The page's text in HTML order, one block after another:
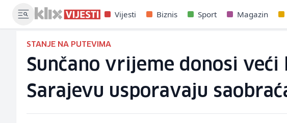
Vijesti Biznis Sport Magazin
STANJE NA PUTEVIMA
Sunčano vrijeme donosi
Sarajevu usporavaju